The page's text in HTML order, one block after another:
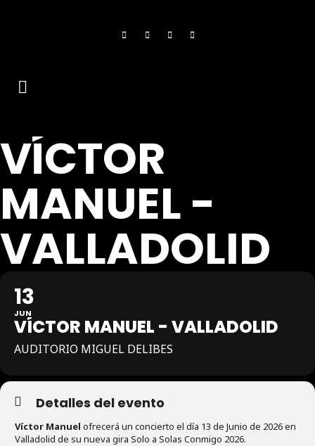
VÍCTOR
MANUEL -
VALLADOLID
13
JUN
VÍCTOR MANUEL - VALLADOLID
AUDITORIO MIGUEL DELIBES
Detalles del evento
Víctor Manuel ofrecerá un concierto el día 13 de Junio de 2026 en
Valladolid de su nueva gira Solo a Solas Conmigo 2026.